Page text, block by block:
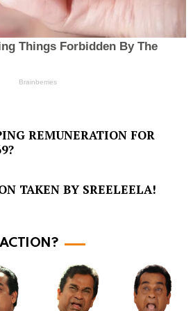
REMUNERATION FOR
TAKEN BY SREELEELA!